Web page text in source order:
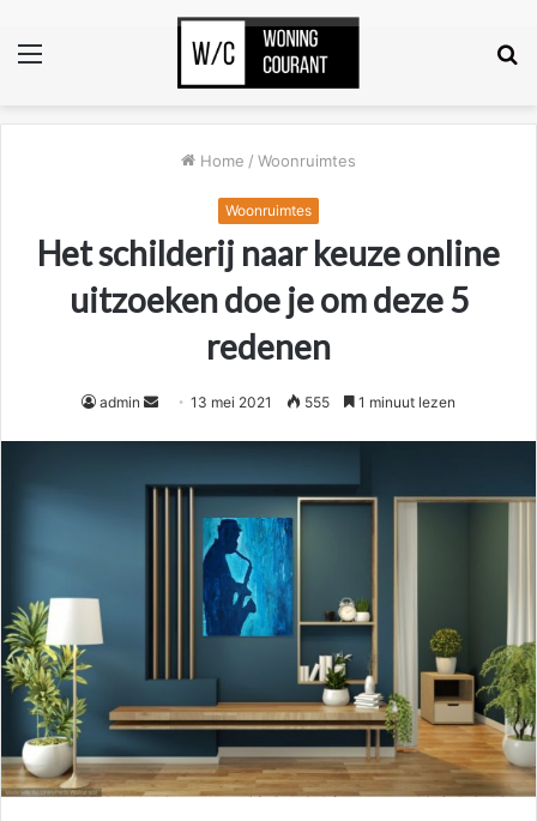
Menu
Home / Woonruimtes
Woonruimtes
Het schilderij naar keuze online
uitzoeken doe je om deze 5
redenen
admin
Send13 mei 2021 555 1 minuut lezen